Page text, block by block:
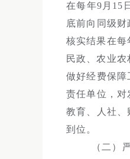
在每年9月15
底前向同级
核实结果在每
民政、农业
做好经费保障
责任单位，对
教育、人社、
到位。
（二）